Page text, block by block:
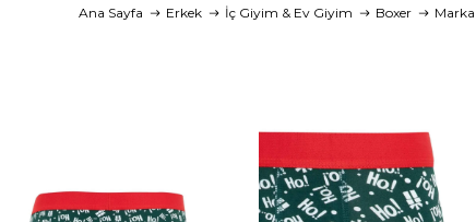
Ana Sayfa Erkek İç Giyim & Ev Giyim Boxer Marka